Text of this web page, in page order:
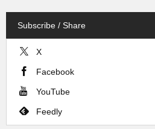
Subscribe / Share
X
Facebook
YouTube
Feedly